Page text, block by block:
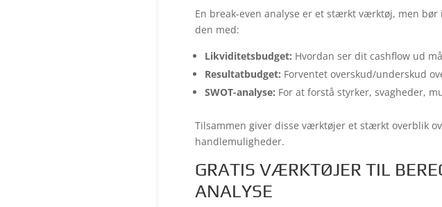
En break-even analyse er et stærkt værktøj, men
den med:
Likviditetsbudget: Hvordan ser dit cashflow ud
Resultatbudget: Forventet overskud/underskud
SWOT-analyse: For at forstå styrker, svagheder,
Tilsammen giver disse værktøjer et stærkt overblik
handlemuligheder.
GRATIS VÆRKTØJER TIL
ANALYSE